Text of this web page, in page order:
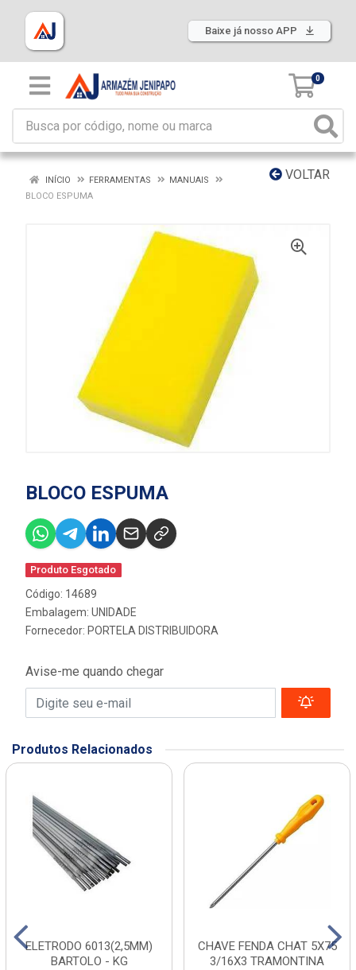
Baixe já nosso APP
0
VOLTAR
INÍCIO FERRAMENTAS
MANUAIS
BLOCO ESPUMA
BLOCO ESPUMA
Produto Esgotado
Código: 14689
Embalagem: UNIDADE
Fornecedor: PORTELA DISTRIBUIDORA
Avise-me quando chegar
Produtos Relacionados
ELETRODO 6013(2,5MM)
BARTOLO - KG
CHAVE FENDA CHAT 5X75
3/16X3 TRAMONTINA